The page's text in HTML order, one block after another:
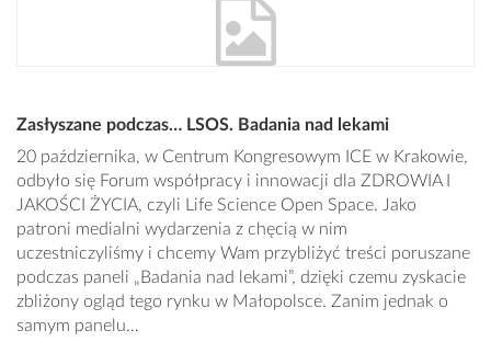
Zasłyszane podczas… LSOS. Badania nad lekami
20 października, w Centrum Kongresowym ICE w Krakowie,
odbyło się Forum współpracy i innowacji dla ZDROWIA I
JAKOŚCI ŻYCIA, czyli Life Science Open Space. Jako
patroni medialni wydarzenia z chęcią w nim
uczestniczyliśmy i chcemy Wam przybliżyć treści poruszane
podczas paneli „Badania nad lekami”, dzięki czemu zyskacie
zbliżony ogląd tego rynku w Małopolsce. Zanim jednak o
samym panelu…